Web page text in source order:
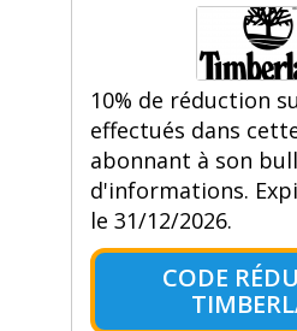
10% de réduction
effectués dans
abonnant à son
d'informations.
le 31/12/2026.
CODE